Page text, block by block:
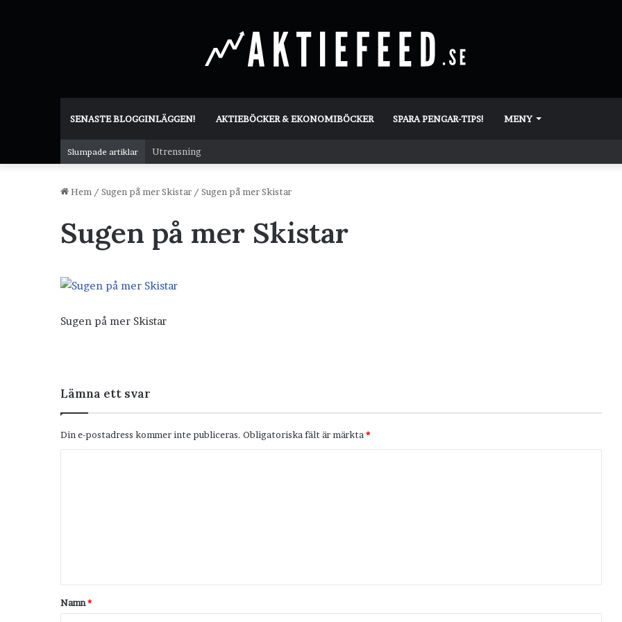
SENASTE BLOGGINLÄGGEN! AKTIEBÖCKER & EKONOMIBÖCKER SPARA PENGAR-TIPS! MENY
Slumpade artiklar Utrensning
Hem / Sugen på mer Skistar / Sugen på mer Skistar
Sugen på mer Skistar
Sugen på mer Skistar
Lämna ett svar
Din e-postadress kommer inte publiceras. Obligatoriska fält är märkta *
t
a
Namn*